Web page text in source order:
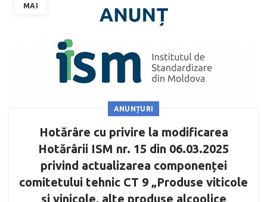
MAI
ANUNȚURI
Hotărâre cu privire la modificarea
Hotărârii ISM nr. 15 din 06.03.2025
privind actualizarea componenței
comitetului tehnic CT 9 „Produse viticole
și vinicole, alte produse alcoolice